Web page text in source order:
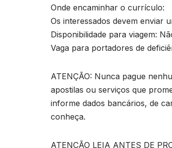
Onde encaminhar o currículo:
Os interessados devem enviar
Disponibilidade para viagem:
Vaga para portadores de
ATENÇÃO: Nunca pague
apostilas ou serviços que
informe dados bancários, de
conheça.
ATENÇÃO LEIA ANTES DE